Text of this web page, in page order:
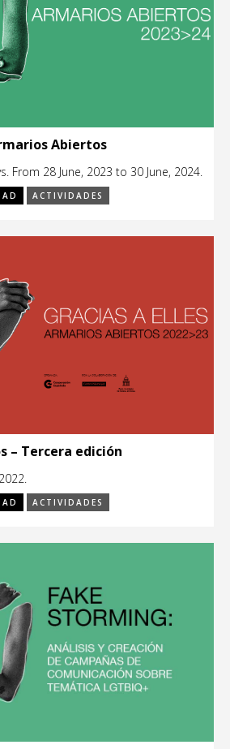
Abiertos
From 28 June, 2023 to 30 June, 2024.
ACTIVIDADES
– Tercera edición
ACTIVIDADES